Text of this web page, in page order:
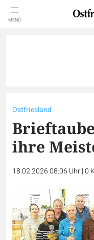
MENÜ
Ostfriesland
ihre
18.02.2026 08:06 Uhr|0